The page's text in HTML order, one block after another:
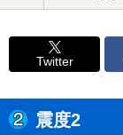
Twitter
震度2